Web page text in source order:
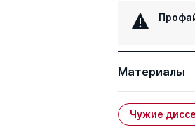
Материалы
Чужие